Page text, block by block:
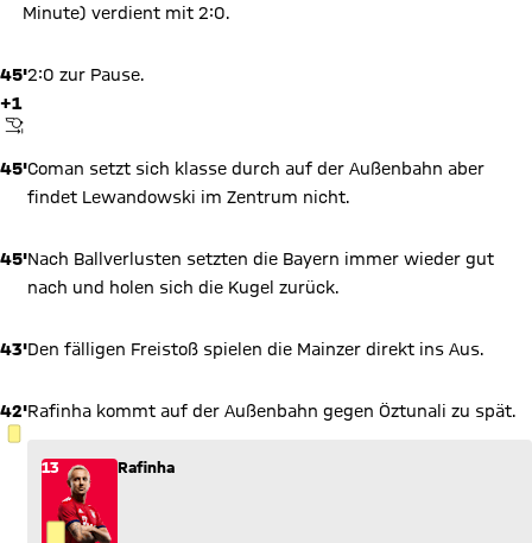
Minute) verdient mit 2:0.
45'
+1
ABPFIFF
2:0 zur Pause.
45'Coman setzt sich klasse durch auf der Außenbahn aber
findet Lewandowski im Zentrum nicht.
45'Nach Ballverlusten setzten die Bayern immer wieder gut
nach und holen sich die Kugel zurück.
43'Den fälligen Freistoß spielen die Mainzer direkt ins Aus.
42'
GELBE KARTE
Rafinha kommt auf der Außenbahn gegen Öztunali zu spät.
13 Rafinha